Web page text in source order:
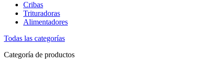
Cribas
Trituradoras
Alimentadores
Todas las categorías
Categoría de productos